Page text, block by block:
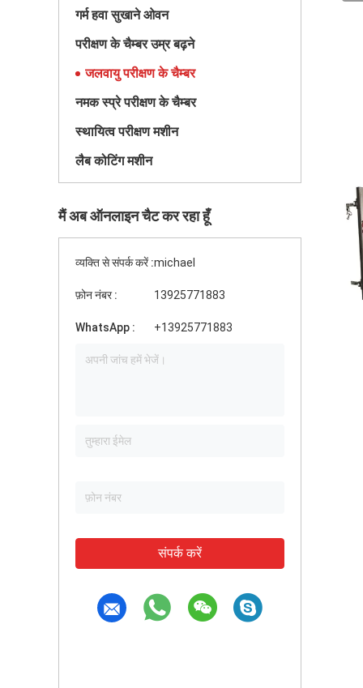
गर्म हवा सुखाने ओवन
परीक्षण के चैम्बर उम्र बढ़ने
जलवायु परीक्षण के चैम्बर
नमक स्प्रे परीक्षण के चैम्बर
स्थायित्व परीक्षण मशीन
लैब कोटिंग मशीन
मैं अब ऑनलाइन चैट कर रहा हूँ
व्यक्ति से संपर्क करें :michael
फ़ोन नंबर : 13925771883
WhatsApp : +13925771883
संपर्क करें